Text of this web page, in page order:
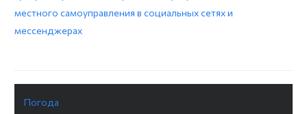
местного самоуправления в социальных сетях и
мессенджерах
Погода